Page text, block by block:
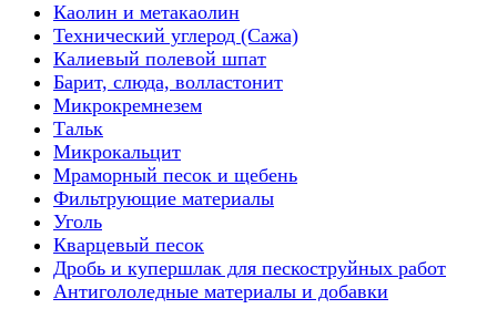
Каолин и метакаолин
Технический углерод (Сажа)
Калиевый полевой шпат
Барит, слюда, волластонит
Микрокремнезем
Тальк
Микрокальцит
Мраморный песок и щебень
Фильтрующие материалы
Уголь
Кварцевый песок
Дробь и купершлак для пескоструйных работ
Антигололедные материалы и добавки